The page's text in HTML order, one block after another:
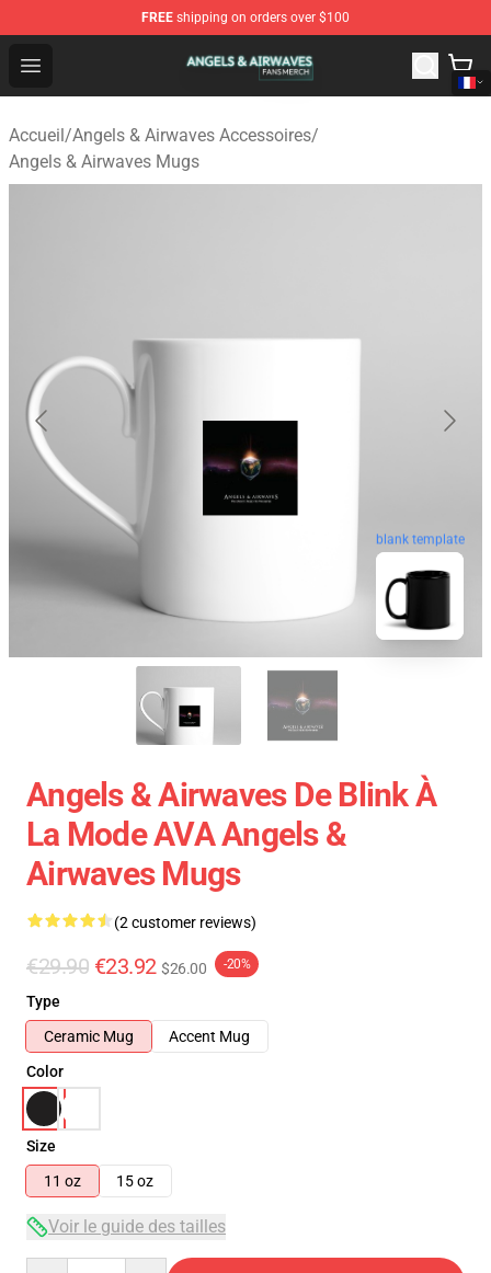
FREE shipping on orders over $100
Open menu
Angels & Airwaves Shop - Official Angels & Airwaves
Accueil/Angels & Airwaves Accessoires/
Angels & Airwaves Mugs
blank template
Angels & Airwaves De Blink À
La Mode AVA Angels &
Airwaves Mugs
(2 customer reviews)
€29.90 €23.92 $26.00 -20%
Type
Ceramic Mug
Accent Mug
Color
Size
11 oz
15 oz
Voir le guide des tailles